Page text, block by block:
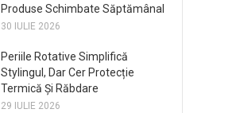
Produse Schimbate Săptămânal
30 IULIE 2026
Periile Rotative Simplifică
Stylingul, Dar Cer Protecție
Termică Și Răbdare
29 IULIE 2026